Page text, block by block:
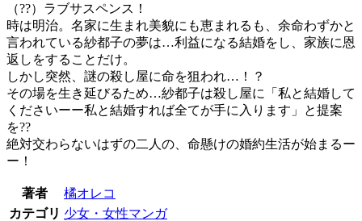
（??）ラブサスペンス！
時は明治。名家に生まれ美貌にも恵まれるも、余命わずかと
言われている紗都子の夢は…利益になる結婚をし、家族に恩
返しをすることだけ。
しかし突然、謎の殺し屋に命を狙われ…！？
その場を生き延びるため…紗都子は殺し屋に「私と結婚して
くださいーー私と結婚すれば全てが手に入ります」と提案
を??
絶対交わらないはずの二人の、命懸けの婚約生活が始まるー
ー！
著者
橘オレコ
カテゴリ 少女・女性マンガ